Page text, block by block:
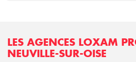
LES AGENCES LOXAM
NEUVILLE-SUR-OISE